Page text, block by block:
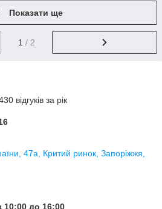
Показати ще
1 / 2
відгуків за рік
47а, Критий ринок, Запоріжжя,
10:00 до 16:00